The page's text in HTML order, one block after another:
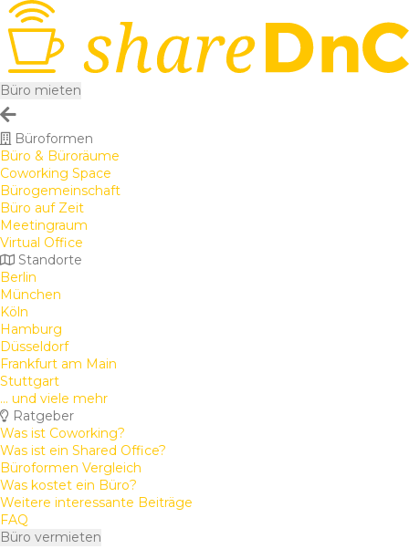
Büro mieten
Büroformen
Büro & Büroräume
Coworking Space
Bürogemeinschaft
Büro auf Zeit
Meetingraum
Virtual Office
Standorte
Berlin
München
Köln
Hamburg
Düsseldorf
Frankfurt am Main
Stuttgart
... und viele mehr
Ratgeber
Was ist Coworking?
Was ist ein Shared Office?
Büroformen Vergleich
Was kostet ein Büro?
Weitere interessante Beiträge
FAQ
Büro vermieten